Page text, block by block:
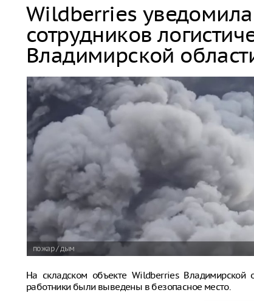
Wildberries
сотрудников
Владимирской
пожар / дым
На складском объекте Wildberries Владимирской
работники были выведены в безопасное место.